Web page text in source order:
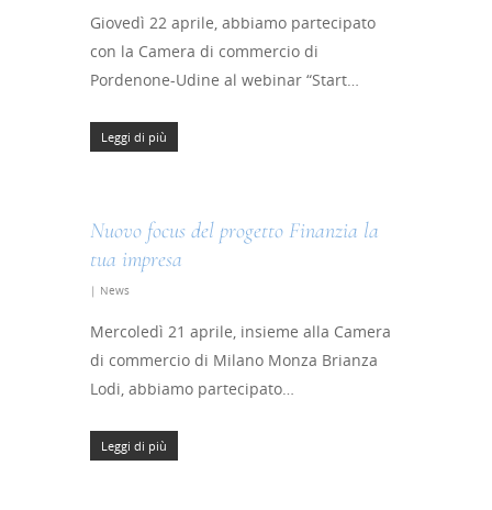
Giovedì 22 aprile, abbiamo partecipato
con la Camera di commercio di
Pordenone-Udine al webinar “Start…
Leggi di più
Nuovo focus del progetto Finanzia la
tua impresa
| News
Mercoledì 21 aprile, insieme alla Camera
di commercio di Milano Monza Brianza
Lodi, abbiamo partecipato…
Leggi di più